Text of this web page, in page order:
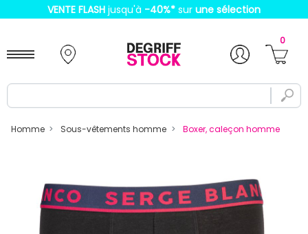
VENTE FLASH jusqu'à -40%* sur une sélection
0
Homme Sous-vêtements homme Boxer, caleçon homme